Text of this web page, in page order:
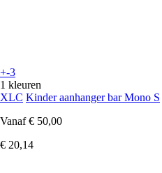
+-3
1 kleuren
XLC Kinder aanhanger bar Mono S
Vanaf € 50,00
€ 20,14